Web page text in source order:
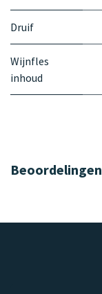
Druif
Wijnfles
inhoud
Beoordelingen